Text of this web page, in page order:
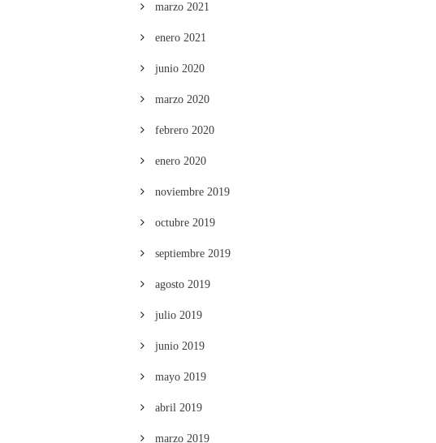
marzo 2021
enero 2021
junio 2020
marzo 2020
febrero 2020
enero 2020
noviembre 2019
octubre 2019
septiembre 2019
agosto 2019
julio 2019
junio 2019
mayo 2019
abril 2019
marzo 2019